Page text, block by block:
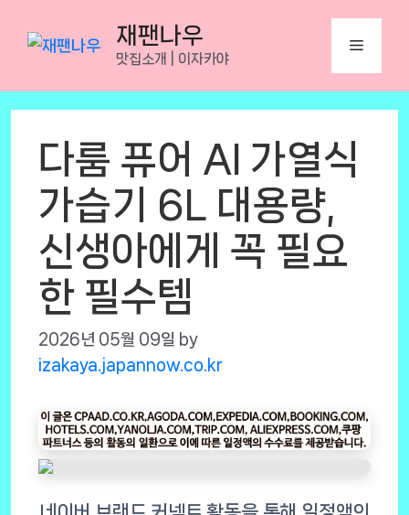
재팬나우
맛집소개 | 이자카야
Menu
다룸 퓨어 AI 가열식
가습기 6L 대용량,
신생아에게 꼭 필요
한 필수템
2026년 05월 09일 by
izakaya.japannow.co.kr